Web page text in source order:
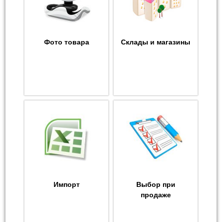
Фото товара Склады и магазины
Импорт
Выбор при
продаже